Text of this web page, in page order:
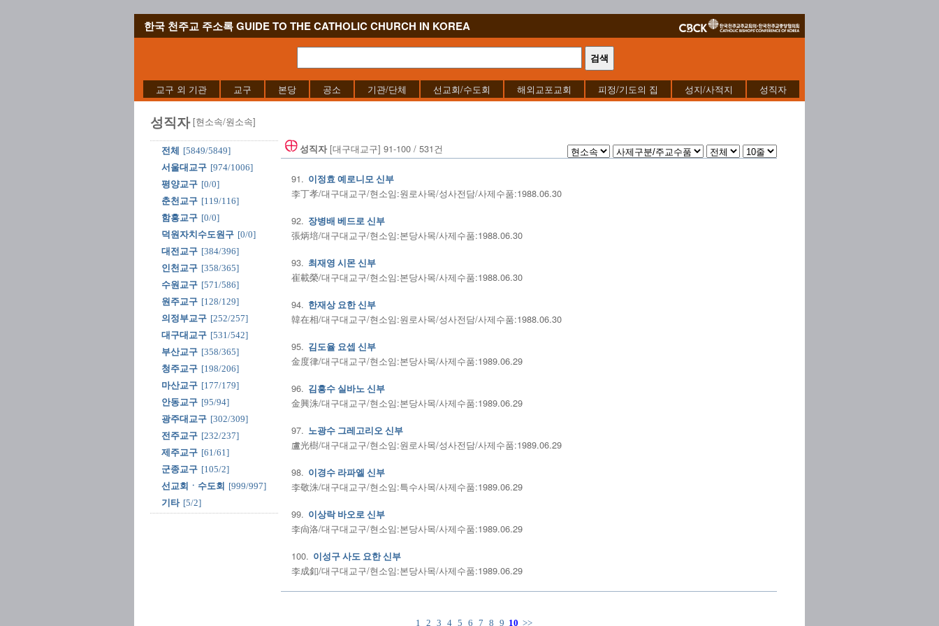
한국 천주교 주소록 GUIDE TO THE CATHOLIC CHURCH IN KOREA
교구 외 기관 교구 본당 공소 기관/단체 선교회/수도회 해외교포교회 피정/기도의 집 성지/사적지 성직자
성직자 [현소속/원소속]
전체
[5849/5849]
서울대교구 [974/1006]
평양교구 [0/0]
춘천교구 [119/116]
함흥교구 [0/0]
덕원자치수도원구 [0/0]
대전교구 [384/396]
인천교구 [358/365]
수원교구 [571/586]
원주교구 [128/129]
의정부교구 [252/257]
대구대교구 [531/542]
부산교구 [358/365]
청주교구 [198/206]
마산교구 [177/179]
안동교구 [95/94]
광주대교구 [302/309]
전주교구 [232/237]
제주교구 [61/61]
군종교구 [105/2]
선교회ㆍ수도회 [999/997]
기타 [5/2]
성직자[대구대교구] 91-100 / 531건
91. 이정효 예로니모 신부
李丁孝/대구대교구/현소임:원로사목/성사전담/사제수품:1988.06.30
92. 장병배 베드로 신부
張炳培/대구대교구/현소임:본당사목/사제수품:1988.06.30
93. 최재영 시몬 신부
崔載榮/대구대교구/현소임:본당사목/사제수품:1988.06.30
94. 한재상 요한 신부
韓在相/대구대교구/현소임:원로사목/성사전담/사제수품:1988.06.30
95. 김도율 요셉 신부
金度律/대구대교구/현소임:본당사목/사제수품:1989.06.29
96. 김흥수 실바노 신부
金興洙/대구대교구/현소임:본당사목/사제수품:1989.06.29
97. 노광수 그레고리오 신부
盧光樹/대구대교구/현소임:원로사목/성사전담/사제수품:1989.06.29
98. 이경수 라파엘 신부
李敬洙/대구대교구/현소임:특수사목/사제수품:1989.06.29
99. 이상락 바오로 신부
李尙洛/대구대교구/현소임:본당사목/사제수품:1989.06.29
100. 이성구 사도 요한 신부
李成釦/대구대교구/현소임:본당사목/사제수품:1989.06.29
1 2 3 4 5 6 7 8 9 10 >>